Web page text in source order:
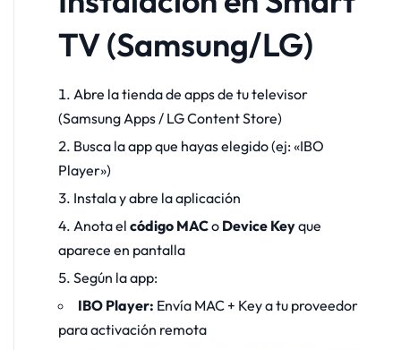
TV (Samsung/LG)
Abre la tienda de apps de tu televisor
(Samsung Apps / LG Content Store)
Busca la app que hayas elegido (ej: «IBO
Player»)
Instala y abre la aplicación
Anota elcódigo MACo Device Keyque
aparece en pantalla
Según la app:
IBO Player: Envía MAC + Key a tu proveedor
para activación remota